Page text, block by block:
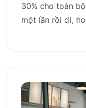
30% cho toàn
một lần rồi đi,